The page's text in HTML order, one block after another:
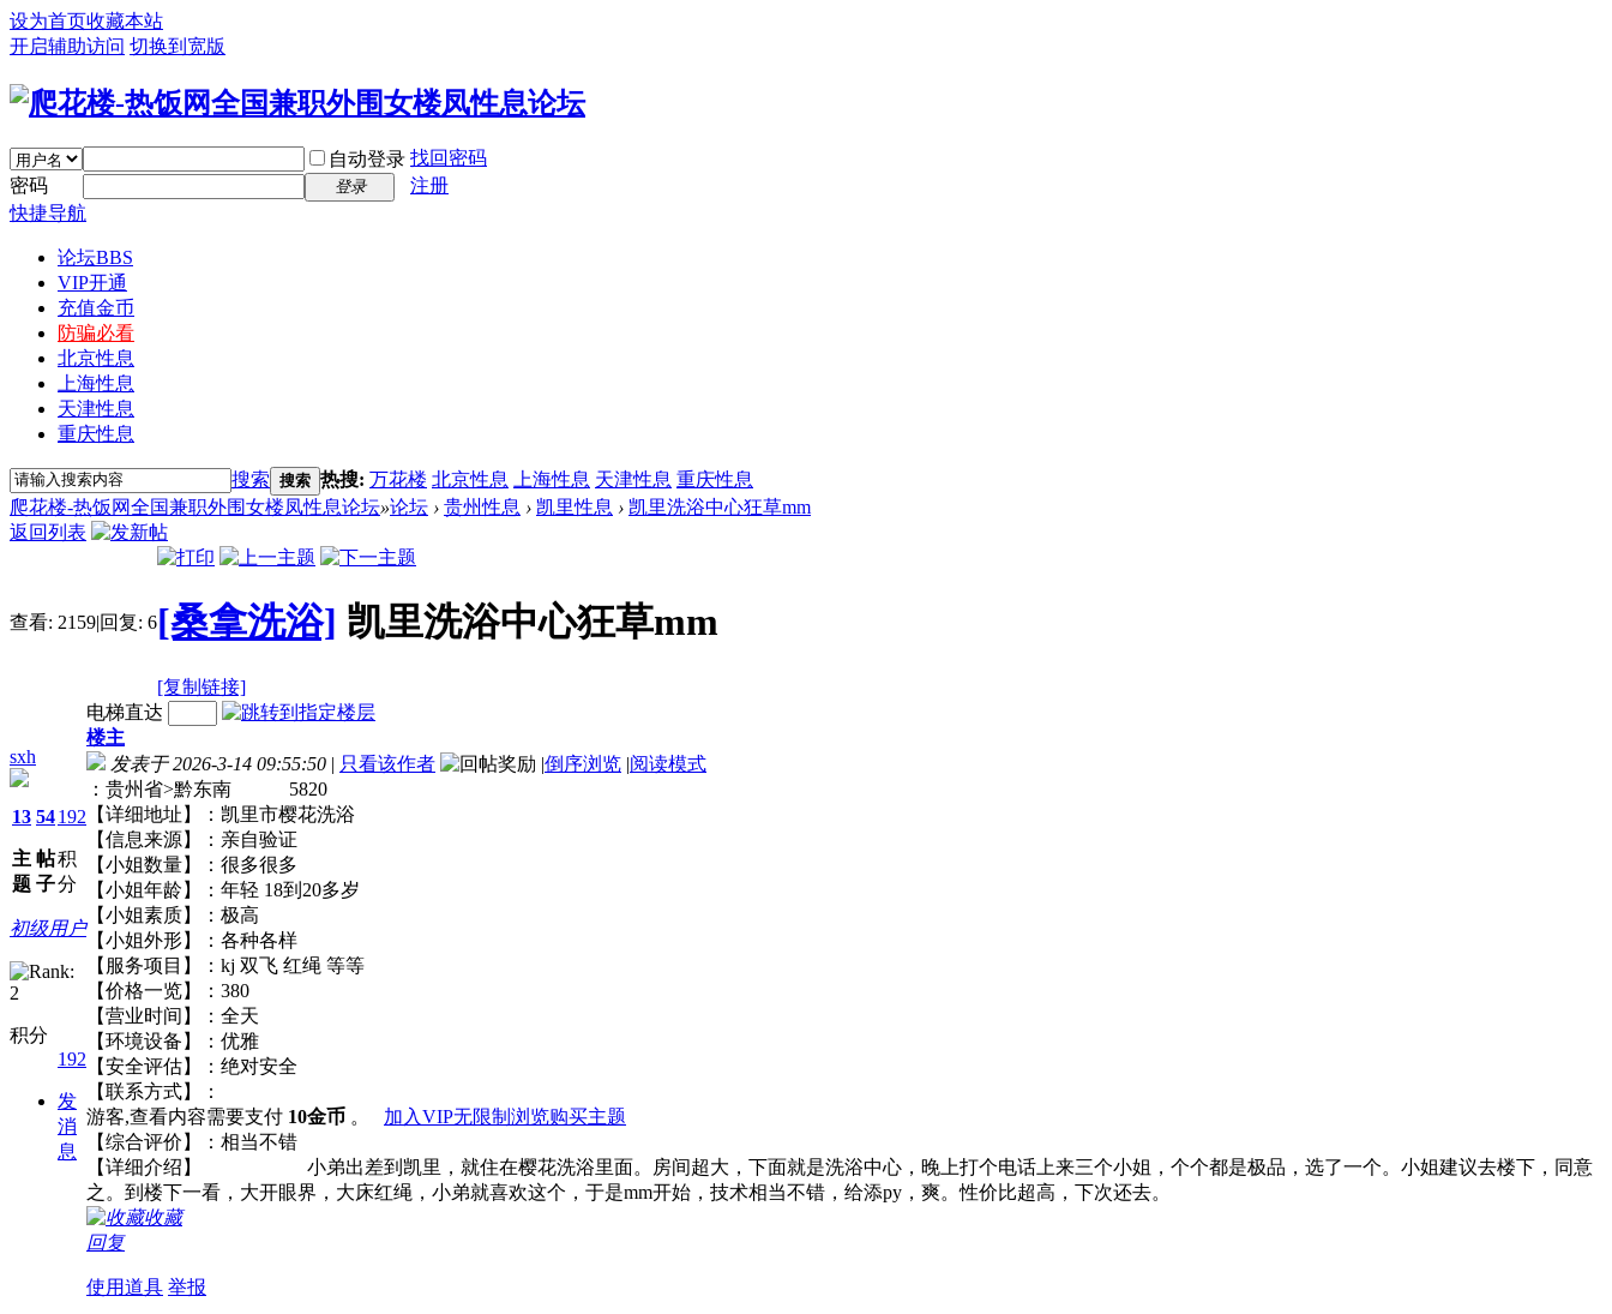
设为首页收藏本站
开启辅助访问 切换到宽版
自动登录 找回密码
密码
登录
注册
快捷导航
论坛BBS
VIP开通
充值金币
防骗必看
北京性息
上海性息
天津性息
重庆性息
搜索 搜索 热搜: 万花楼 北京性息 上海性息 天津性息 重庆性息
爬花楼-热饭网全国兼职外围女楼凤性息论坛»论坛 › 贵州性息 › 凯里性息 › 凯里洗浴中心狂草mm
返回列表
查看: 2159|回复: 6[桑拿洗浴] 凯里洗浴中心狂草mm
[复制链接]
sxh
13
主
题
54
帖
子
192
积
分
初级用户
积分
192
发
消
息
电梯直达
楼主
发表于 2026-3-14 09:55:50 | 只看该作者 |倒序浏览 |阅读模式
：贵州省>黔东南 5820
【详细地址】：凯里市樱花洗浴
【信息来源】：亲自验证
【小姐数量】：很多很多
【小姐年龄】：年轻 18到20多岁
【小姐素质】：极高
【小姐外形】：各种各样
【服务项目】：kj 双飞 红绳 等等
【价格一览】：380
【营业时间】：全天
【环境设备】：优雅
【安全评估】：绝对安全
【联系方式】：
游客,查看内容需要支付 10金币 。 加入VIP无限制浏览购买主题
【综合评价】：相当不错
【详细介绍】 小弟出差到凯里，就住在樱花洗浴里面。房间超大，下面就是洗浴中心，晚上打个电话上来三个小姐，个个都是极品，选了一个。小姐建议去楼下，同意
之。到楼下一看，大开眼界，大床红绳，小弟就喜欢这个，于是mm开始，技术相当不错，给添py，爽。性价比超高，下次还去。
收藏
回复
使用道具 举报